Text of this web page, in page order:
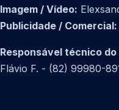
Imagem / Vídeo:
Publicidade / Comercial:
Responsável técnico
Flávio F. - (82) 99980-